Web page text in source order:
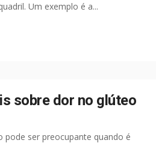
Um exemplo é a...
sobre dor no glúteo
pode ser preocupante quando é